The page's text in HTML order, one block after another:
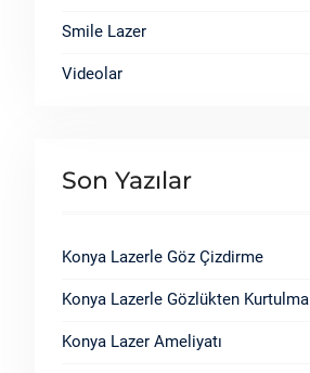
Smile Lazer
Videolar
Son Yazılar
Konya Lazerle Göz Çizdirme
Konya Lazerle Gözlükten Kurtulma
Konya Lazer Ameliyatı